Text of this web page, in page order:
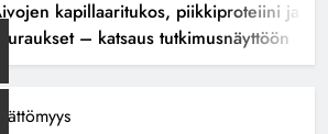
kapillaaritukos, piikkiproteiini ja
seuraukset – katsaus tutkimusnäyttöön